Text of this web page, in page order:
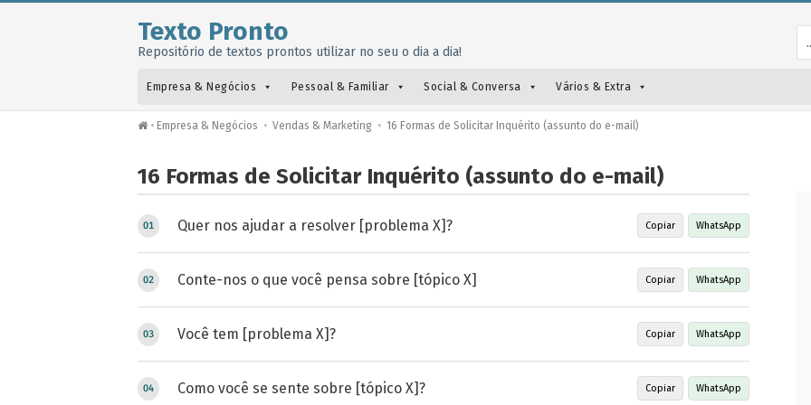
Texto Pronto
Repositório de textos prontos utilizar no seu o dia a dia!
Empresa & Negócios Pessoal & Familiar Social & Conversa Vários & Extra
• Empresa & Negócios • Vendas & Marketing • 16 Formas de Solicitar Inquérito (assunto do e-mail)
16 Formas de Solicitar Inquérito (assunto do e-mail)
Quer nos ajudar a resolver [problema X]? Copiar WhatsApp
Conte-nos o que você pensa sobre [tópico X] Copiar WhatsApp
Você tem [problema X]? Copiar WhatsApp
Como você se sente sobre [tópico X]? Copiar WhatsApp